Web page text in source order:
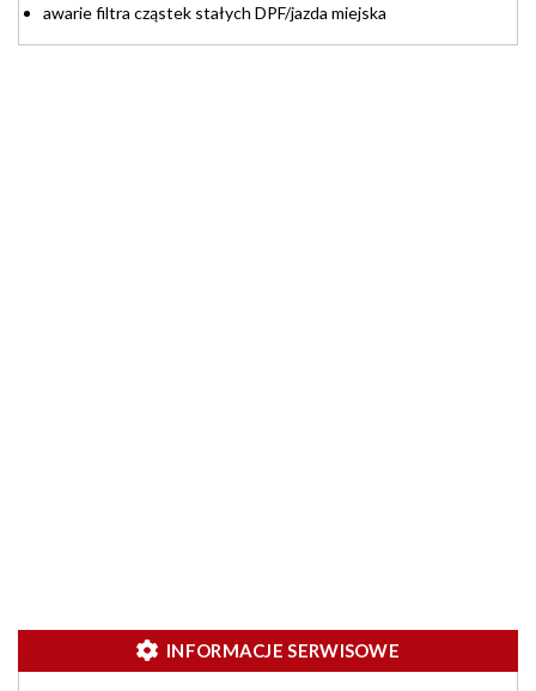
awarie filtra cząstek stałych DPF/jazda miejska
INFORMACJE SERWISOWE